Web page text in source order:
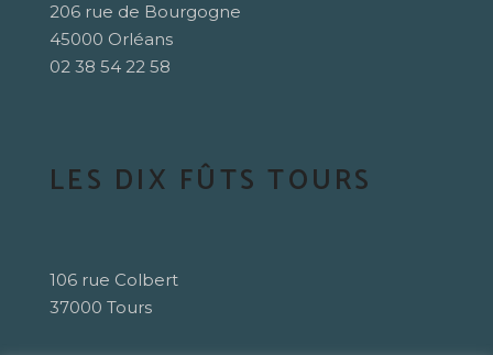
206 rue de Bourgogne
45000 Orléans
02 38 54 22 58
LES DIX FÛTS TOURS
106 rue Colbert
37000 Tours